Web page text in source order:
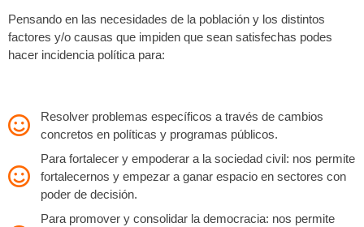
Pensando en las necesidades de la población y los distintos
factores y/o causas que impiden que sean satisfechas podes
hacer incidencia política para:
Resolver problemas específicos a través de cambios
concretos en políticas y programas públicos.
Para fortalecer y empoderar a la sociedad civil: nos permite
fortalecernos y empezar a ganar espacio en sectores con
poder de decisión.
Para promover y consolidar la democracia: nos permite